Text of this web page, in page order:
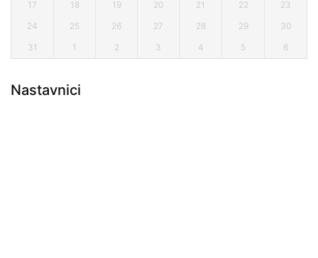
17
18 19 20 21 22
23
24
25 26 27 28 29
30
31
1 2 3 4 5 6
Nastavnici